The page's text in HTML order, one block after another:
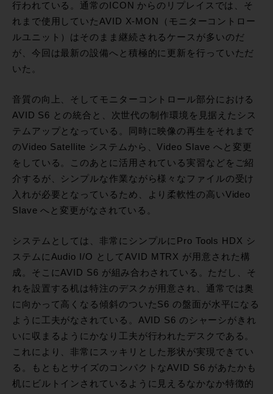
行われている。通常のICON からのリプレイスでは、そ
れまで使用していたAVID X-MON（モニターコントロー
ルユニット）はそのまま継続されるケースが多いのだ
が、今回は最新の設備へと積極的に更新を行っていただ
いた。
音質の向上、そしてモニターコントロール部分における
AVID S6 との統合と、次世代の制作環境を見据えたシス
テムアップとなっている。同時に映像の再生をそれまで
のVideo Satellite システムから、Video Slave へと変更
をしている。このあとに活用されている実習などをご紹
介するが、シンプルな作業ながら様々なファイルの受け
入れが必要となっているため、より柔軟性の高いVideo
Slave へと変更がなされている。
システムとしては、非常にシンプルにPro Tools HDX シ
ステムにAudio I/O としてAVID MTRX が用意された構
成。そこにAVID S6 が組み合わされている。ただし、そ
れを設置する机は特注のデスクが用意され、通常では奥
に向かって高くなる傾斜のついたS6 の盤面が水平になる
ように工夫がなされている。AVID S6 のシャーシがきれ
いに収まるようにかなり工夫が行われたデスクである。
これにより、非常にスッキリとした形状が実現できてい
る。もともとサイズのコンパクトなAVID S6 があたかも
机にビルトインされているように見えるなかなか特徴的